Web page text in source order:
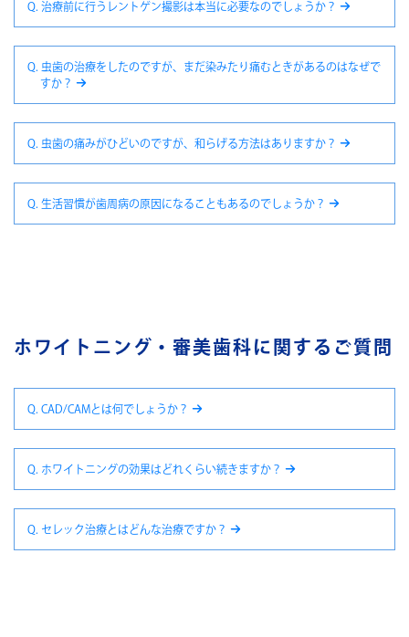
Q. 治療前に行うレントゲン撮影は本当に必要なのでしょうか？
Q. 虫歯の治療をしたのですが、まだ染みたり痛むときがあるのはなぜで
すか？
Q. 虫歯の痛みがひどいのですが、和らげる方法はありますか？
Q. 生活習慣が歯周病の原因になることもあるのでしょうか？
ホワイトニング・審美歯科に関するご質問
Q. CAD/CAMとは何でしょうか？
Q. ホワイトニングの効果はどれくらい続きますか？
Q. セレック治療とはどんな治療ですか？